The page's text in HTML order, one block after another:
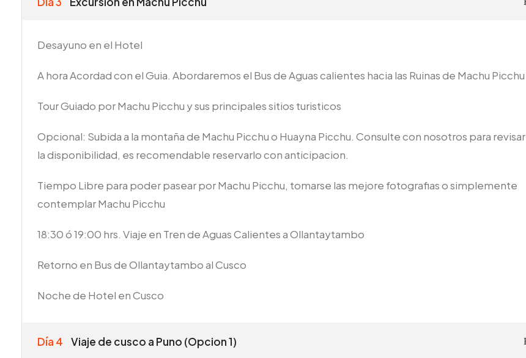
Desayuno en el Hotel
A hora Acordad con el Guia. Abordaremos el Bus de Aguas calientes hacia las Ruinas de Machu Picchu
Tour Guiado por Machu Picchu y sus principales sitios turisticos
Opcional: Subida a la montaña de Machu Picchu o Huayna Picchu. Consulte con nosotros para revisar
la disponibilidad, es recomendable reservarlo con anticipacion.
Tiempo Libre para poder pasear por Machu Picchu, tomarse las mejore fotografias o simplemente
contemplar Machu Picchu
18:30 ó 19:00 hrs. Viaje en Tren de Aguas Calientes a Ollantaytambo
Retorno en Bus de Ollantaytambo al Cusco
Noche de Hotel en Cusco
Día 4 Viaje de cusco a Puno (Opcion 1)